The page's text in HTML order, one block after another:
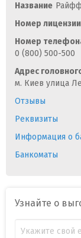
Название
Номер
Номер
0 (800) 500-500
Адрес
м. Киев улица
Отзывы
Реквизиты
Информация о
Банкоматы
Узнайте о